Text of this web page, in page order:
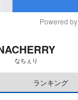
Powered by
なちぇり
ランキング